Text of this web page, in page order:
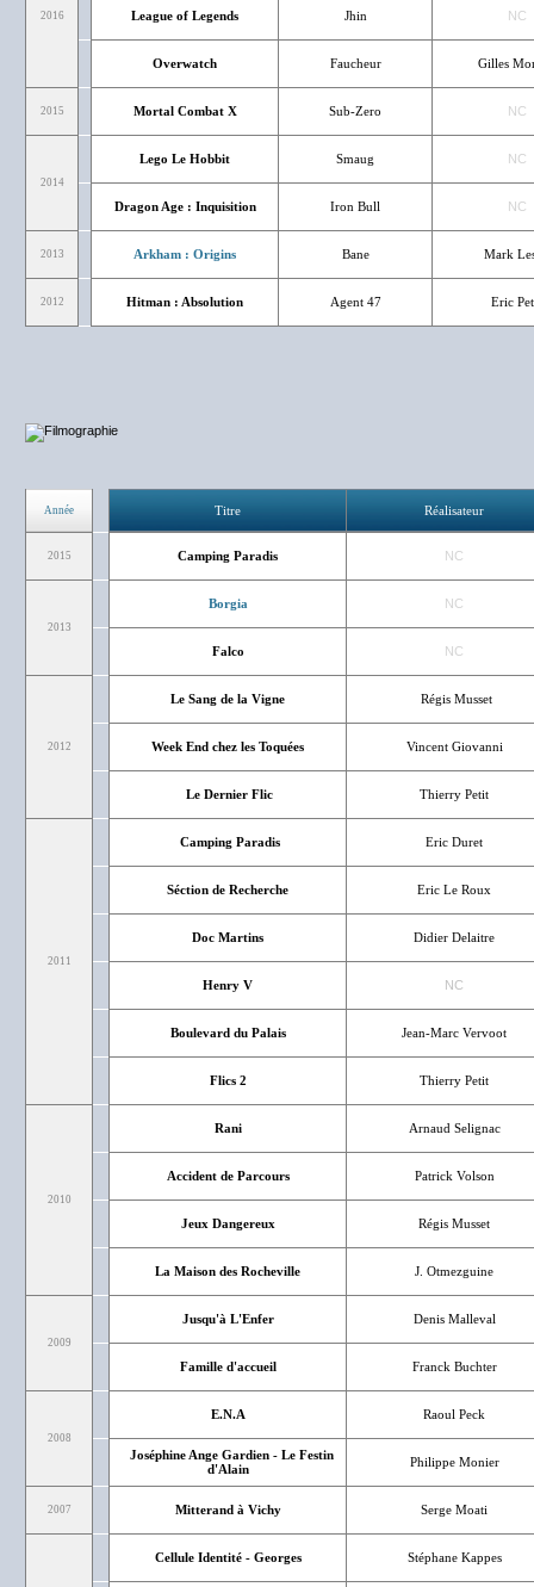
2016 League of Legends Jhin NC
Overwatch Faucheur Gilles
2015 Mortal Combat X Sub-Zero NC
2014
Lego Le Hobbit Smaug NC
Dragon Age : Inquisition Iron Bull NC
2013 Arkham : Origins Bane Mark
2012 Hitman : Absolution Agent 47 Eric
Année Titre Réalisateur
2015 Camping Paradis NC
2013
Borgia NC
Falco NC
2012
Le Sang de la Vigne Régis Musset
Week End chez les Toquées Vincent Giovanni
Le Dernier Flic Thierry Petit
2011
Camping Paradis Eric Duret
Séction de Recherche Eric Le Roux
Doc Martins Didier Delaitre
Henry V NC
Boulevard du Palais Jean-Marc Vervoot
Flics 2 Thierry Petit
2010
Rani Arnaud Selignac
Accident de Parcours Patrick Volson
Jeux Dangereux Régis Musset
La Maison des Rocheville J. Otmezguine
2009
Jusqu'à L'Enfer Denis Malleval
Famille d'accueil Franck Buchter
2008
E.N.A Raoul Peck
Joséphine Ange Gardien - Le Festin
d'Alain
Philippe Monier
2007 Mitterand à Vichy Serge Moati
Cellule Identité - Georges Stéphane Kappes